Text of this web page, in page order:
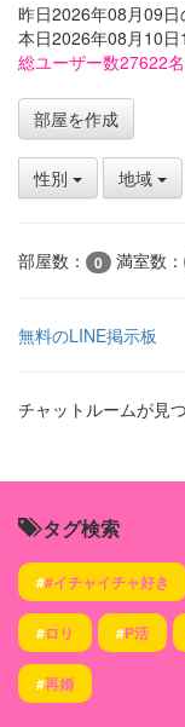
昨日2026年08月09
本日2026年08月10
総ユーザー数27622
部屋を作成
性別 地域
部屋数： 0 満室数：
無料のLINE掲示板
チャットルームが見
タグ検索
##イチャイチャ好き
#ロリ #P活
#再婚